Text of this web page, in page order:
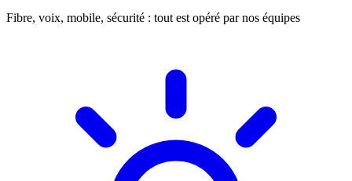
Fibre, voix, mobile, sécurité : tout est opéré par nos équipes